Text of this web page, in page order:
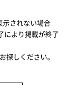
示されない場合
により掲載が終了
探しください。